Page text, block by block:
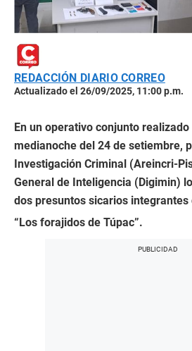
REDACCIÓN DIARIO CORREO
Actualizado el 26/09/2025, 11:00 p.m.
En un operativo conjunto
medianoche del 24 de setiembre,
Investigación Criminal (Areincri-
General de Inteligencia (Digimin)
dos presuntos sicarios integrantes
“Los forajidos de Túpac”.